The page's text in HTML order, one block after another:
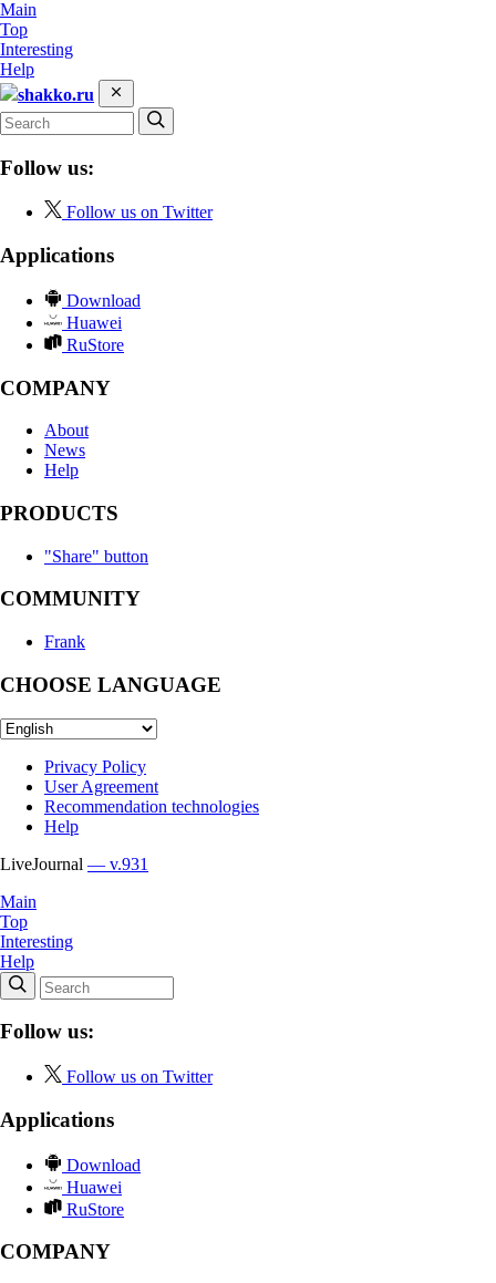
Main
Top
Interesting
Help
shakko.ru
Follow us:
Follow us on Twitter
Applications
Download
Huawei
RuStore
COMPANY
About
News
Help
PRODUCTS
"Share" button
COMMUNITY
Frank
CHOOSE LANGUAGE
Privacy Policy
User Agreement
Recommendation technologies
Help
LiveJournal — v.931
Main
Top
Interesting
Help
Follow us:
Follow us on Twitter
Applications
Download
Huawei
RuStore
COMPANY